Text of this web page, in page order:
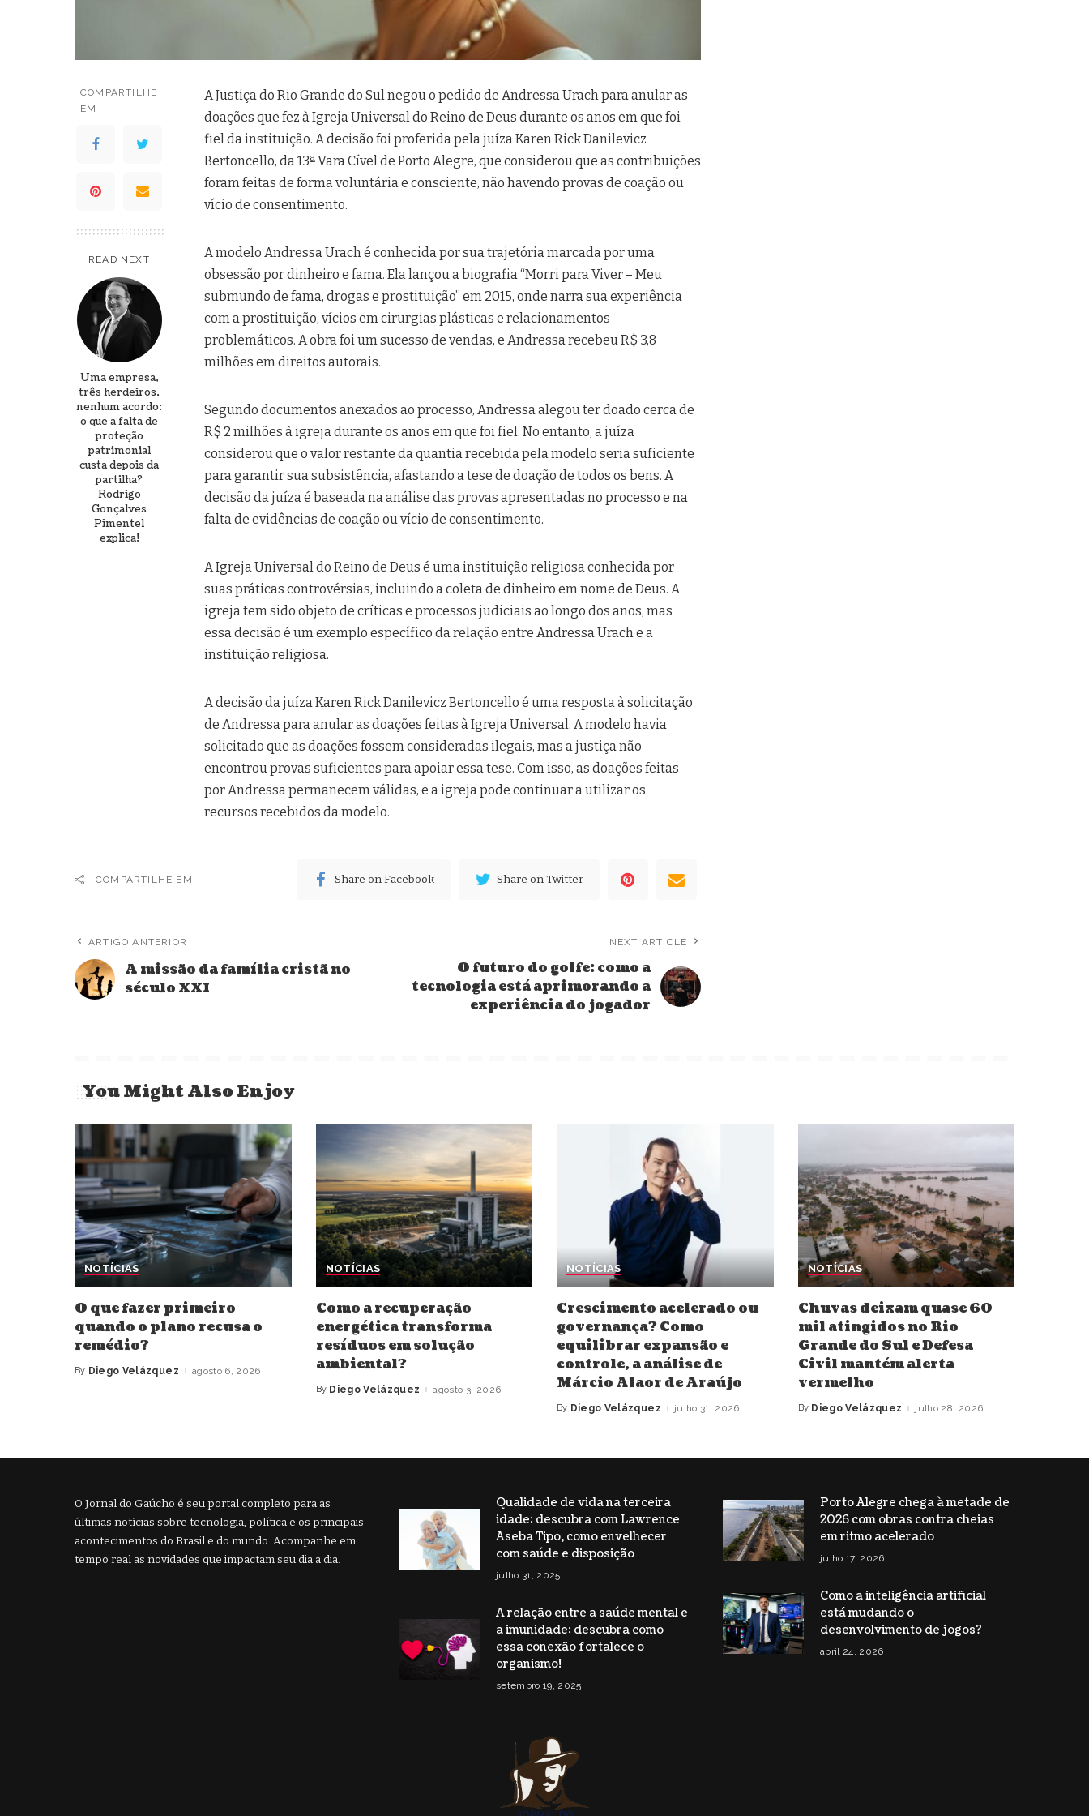
COMPARTILHE
EM
READ NEXT
Uma empresa,
três herdeiros,
nenhum acordo:
o que a falta de
proteção
patrimonial
custa depois da
partilha?
Rodrigo
Gonçalves
Pimentel
explica!
A Justiça do Rio Grande do Sul negou o pedido de Andressa Urach para anular as
doações que fez à Igreja Universal do Reino de Deus durante os anos em que foi
fiel da instituição. A decisão foi proferida pela juíza Karen Rick Danilevicz
Bertoncello, da 13ª Vara Cível de Porto Alegre, que considerou que as contribuições
foram feitas de forma voluntária e consciente, não havendo provas de coação ou
vício de consentimento.
A modelo Andressa Urach é conhecida por sua trajetória marcada por uma
obsessão por dinheiro e fama. Ela lançou a biografia “Morri para Viver – Meu
submundo de fama, drogas e prostituição” em 2015, onde narra sua experiência
com a prostituição, vícios em cirurgias plásticas e relacionamentos
problemáticos. A obra foi um sucesso de vendas, e Andressa recebeu R$ 3,8
milhões em direitos autorais.
Segundo documentos anexados ao processo, Andressa alegou ter doado cerca de
R$ 2 milhões à igreja durante os anos em que foi fiel. No entanto, a juíza
considerou que o valor restante da quantia recebida pela modelo seria suficiente
para garantir sua subsistência, afastando a tese de doação de todos os bens. A
decisão da juíza é baseada na análise das provas apresentadas no processo e na
falta de evidências de coação ou vício de consentimento.
A Igreja Universal do Reino de Deus é uma instituição religiosa conhecida por
suas práticas controvérsias, incluindo a coleta de dinheiro em nome de Deus. A
igreja tem sido objeto de críticas e processos judiciais ao longo dos anos, mas
essa decisão é um exemplo específico da relação entre Andressa Urach e a
instituição religiosa.
A decisão da juíza Karen Rick Danilevicz Bertoncello é uma resposta à solicitação
de Andressa para anular as doações feitas à Igreja Universal. A modelo havia
solicitado que as doações fossem consideradas ilegais, mas a justiça não
encontrou provas suficientes para apoiar essa tese. Com isso, as doações feitas
por Andressa permanecem válidas, e a igreja pode continuar a utilizar os
recursos recebidos da modelo.
COMPARTILHE EM Share on Facebook Share on Twitter
ARTIGO ANTERIOR
A missão da família cristã no
século XXI
NEXT ARTICLE
O futuro do golfe: como a
tecnologia está aprimorando a
experiência do jogador
You Might Also Enjoy
NOTÍCIAS
O que fazer primeiro
quando o plano recusa o
remédio?
Posted
By Diego Velázquez agosto 6, 2026
NOTÍCIAS
Como a recuperação
energética transforma
resíduos em solução
ambiental?
Posted
By Diego Velázquez agosto 3, 2026
NOTÍCIAS
Crescimento acelerado ou
governança? Como
equilibrar expansão e
controle, a análise de
Márcio Alaor de Araújo
Posted
By Diego Velázquez julho 31, 2026
NOTÍCIAS
Chuvas deixam quase 60
mil atingidos no Rio
Grande do Sul e Defesa
Civil mantém alerta
vermelho
Posted
By Diego Velázquez julho 28, 2026
O Jornal do Gaúcho é seu portal completo para as
últimas notícias sobre tecnologia, política e os principais
acontecimentos do Brasil e do mundo. Acompanhe em
tempo real as novidades que impactam seu dia a dia.
Qualidade de vida na terceira
idade: descubra com Lawrence
Aseba Tipo, como envelhecer
com saúde e disposição
julho 31, 2025
A relação entre a saúde mental e
a imunidade: descubra como
essa conexão fortalece o
organismo!
setembro 19, 2025
Porto Alegre chega à metade de
2026 com obras contra cheias
em ritmo acelerado
julho 17, 2026
Como a inteligência artificial
está mudando o
desenvolvimento de jogos?
abril 24, 2026